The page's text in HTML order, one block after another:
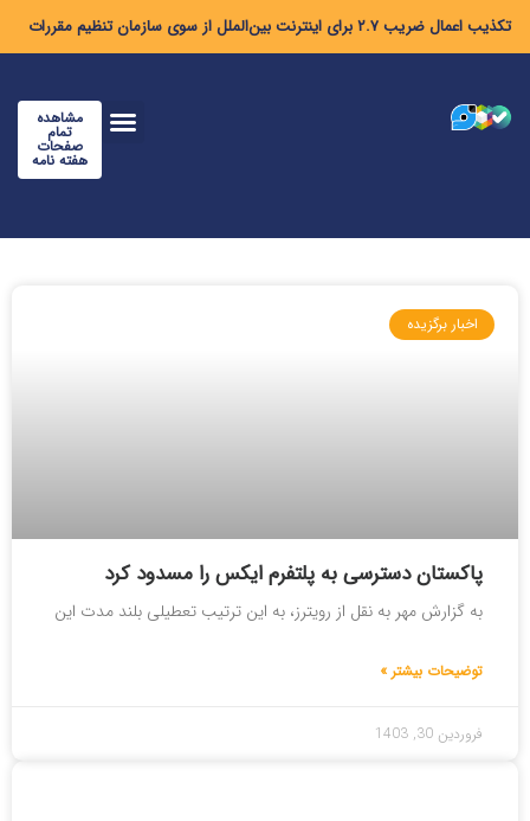
تکذیب اعمال ضریب ۲.۷ برای اینترنت بین‌الملل از سوی سازمان تنظیم مقررات
مشاهده
تمام
صفحات
هفته نامه
اخبار برگزیده
پاکستان دسترسی به پلتفرم ایکس را مسدود کرد
به گزارش مهر به نقل از رویترز، به این ترتیب تعطیلی بلند مدت این
توضیحات بیشتر »
فروردین 30, 1403